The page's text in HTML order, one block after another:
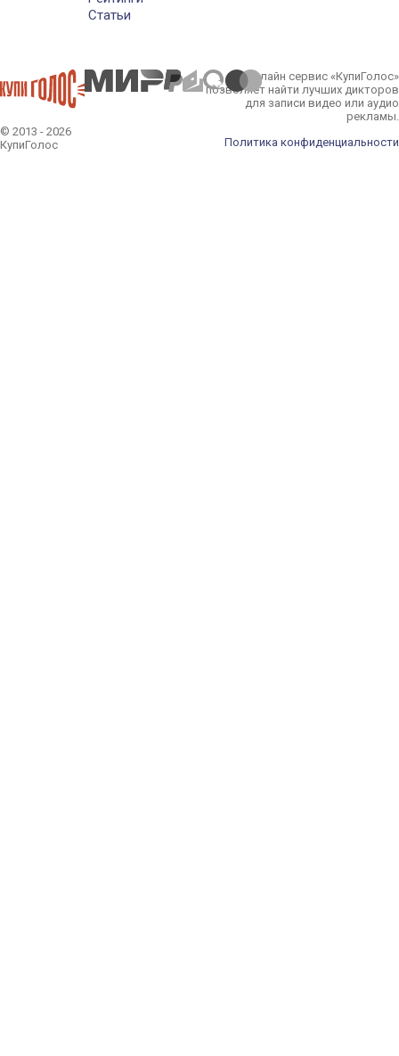
Статьи
© 2013 - 2026
КупиГолос
Онлайн сервис «КупиГолос»
позволяет найти лучших дикторов
для записи видео или аудио
рекламы.
Политика конфиденциальности